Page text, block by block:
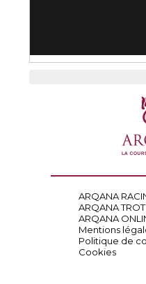
ARQANA
ARQANA TROT
ARQANA
Mentions
Politique de
Cookies